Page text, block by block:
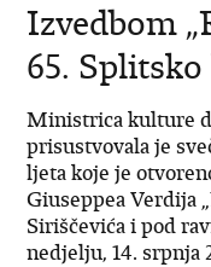
Izvedbom
65.
Ministrica kulture
prisustvovala je
ljeta koje je
Giuseppea Verdija
Siriščevića i pod
nedjelju, 14. srpnja